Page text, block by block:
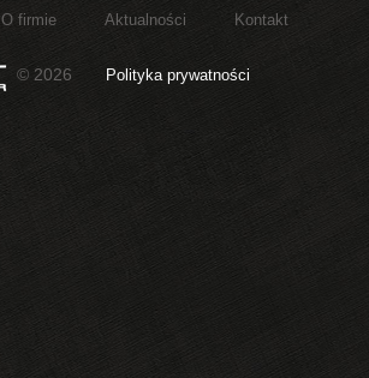
O firmie Aktualności Kontakt
© 2026 Polityka prywatności